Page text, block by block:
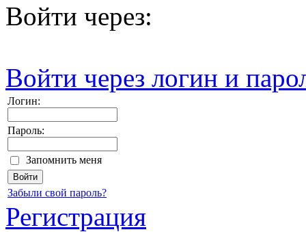
Войти через:
Войти через логин и
Логин:
Пароль:
Запомнить меня
Забыли свой пароль?
Регистрация